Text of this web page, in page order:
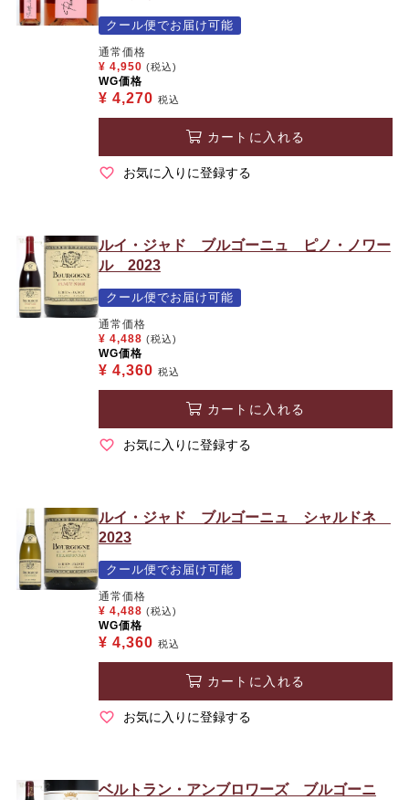
クール便でお届け可能
通常価格
¥ 4,950 (税込)
WG価格
¥ 4,270 税込
カートに入れる
お気に入りに登録する
ルイ・ジャド ブルゴーニュ ピノ・ノワー
ル 2023
クール便でお届け可能
通常価格
¥ 4,488 (税込)
WG価格
¥ 4,360 税込
カートに入れる
お気に入りに登録する
ルイ・ジャド ブルゴーニュ シャルドネ
2023
クール便でお届け可能
通常価格
¥ 4,488 (税込)
WG価格
¥ 4,360 税込
カートに入れる
お気に入りに登録する
ベルトラン・アンブロワーズ ブルゴーニ